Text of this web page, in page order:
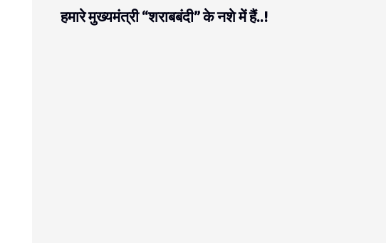
हमारे मुख्यमंत्री “शराबबंदी” के नशे में हैं..!